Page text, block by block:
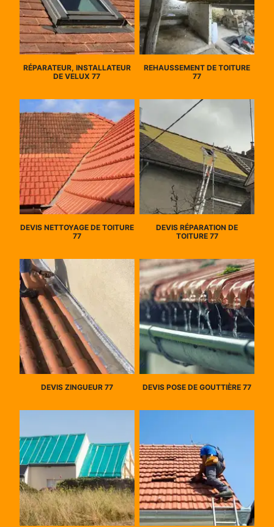
RÉPARATEUR, INSTALLATEUR
DE VELUX 77
REHAUSSEMENT DE TOITURE
77
DEVIS NETTOYAGE DE TOITURE
77
DEVIS RÉPARATION DE
TOITURE 77
DEVIS ZINGUEUR 77 DEVIS POSE DE GOUTTIÈRE 77